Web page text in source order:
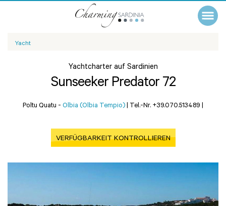
Yacht
Yachtcharter auf Sardinien
Sunseeker Predator 72
Poltu Quatu - Olbia (Olbia Tempio) | Tel.-Nr. +39.070.513489 |
VERFÜGBARKEIT KONTROLLIEREN